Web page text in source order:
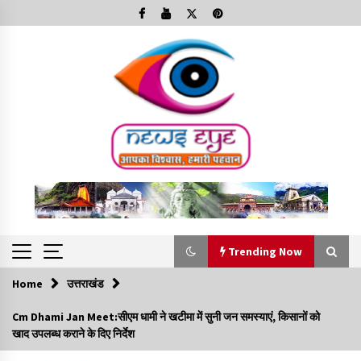
to
Trending Now
Trending Now
Minorities Rights Day : विश्व अल्पसंख्यक अधिकार दिवस
कार्यक्रम में शामिल हुए सीएम,आधुनिक मदरसों का नाम अब्दुल कलाम के नाम
Home उत्तराखंड
Cm Dhami Jan Meet:सीएम धामी ने खटीमा में सुनी जन समस्याएं, किसानों को
खाद उपलब्ध कराने के दिए निर्देश